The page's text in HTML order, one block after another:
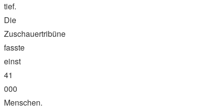
tief.
Die
Zuschauertribüne
fasste
einst
41
000
Menschen.